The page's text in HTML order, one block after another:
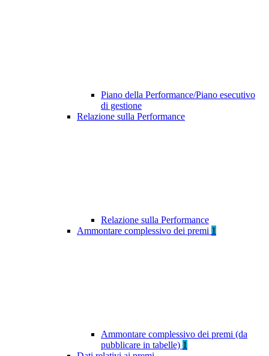
Piano della Performance/Piano esecutivo
di gestione
Relazione sulla Performance
Relazione sulla Performance
Ammontare complessivo dei premi 1
Ammontare complessivo dei premi (da
pubblicare in tabelle) 1